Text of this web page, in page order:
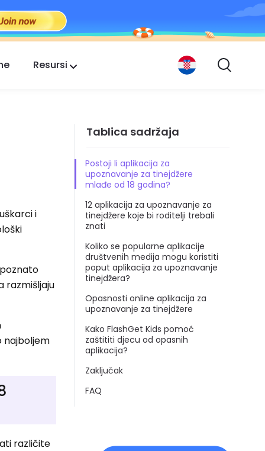
Resursi
i
razmišljaju
najboljem
različite
Tablica sadržaja
Postoji li aplikacija za
upoznavanje za tinejdžere
mlađe od 18 godina?
12 aplikacija za upoznavanje za
tinejdžere koje bi roditelji trebali
znati
Koliko se popularne aplikacije
društvenih medija mogu koristiti
poput aplikacija za upoznavanje
tinejdžera?
Opasnosti online aplikacija za
upoznavanje za tinejdžere
Kako FlashGet Kids pomoć
zaštititi djecu od opasnih
aplikacija?
Zaključak
FAQ